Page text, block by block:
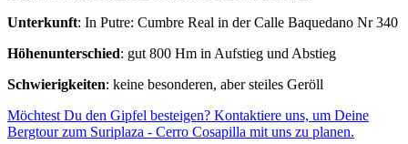
Unterkunft: In Putre: Cumbre Real in der Calle Baquedano Nr 340
Höhenunterschied: gut 800 Hm in Aufstieg und Abstieg
Schwierigkeiten: keine besonderen, aber steiles Geröll
Möchtest Du den Gipfel besteigen? Kontaktiere uns, um Deine
Bergtour zum Suriplaza - Cerro Cosapilla mit uns zu planen.